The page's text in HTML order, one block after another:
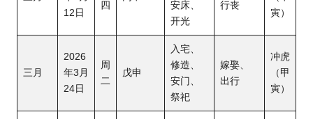
12日
四
安床、
开光
行丧
寅）
三月
2026
年3月
24日
周
二
戊申
入宅、
修造、
安门、
祭祀
嫁娶、
出行
冲虎
（甲
寅）